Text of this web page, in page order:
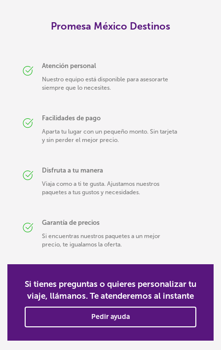
Promesa México Destinos
Atención personal
Nuestro equipo está disponible para asesorarte
siempre que lo necesites.
Facilidades de pago
Aparta tu lugar con un pequeño monto. Sin tarjeta
y sin perder el mejor precio.
Disfruta a tu manera
Viaja como a ti te gusta. Ajustamos nuestros
paquetes a tus gustos y necesidades.
Garantía de precios
Si encuentras nuestros paquetes a un mejor
precio, te igualamos la oferta.
Si tienes preguntas o quieres personalizar tu
viaje, llámanos. Te atenderemos al instante
Pedir ayuda